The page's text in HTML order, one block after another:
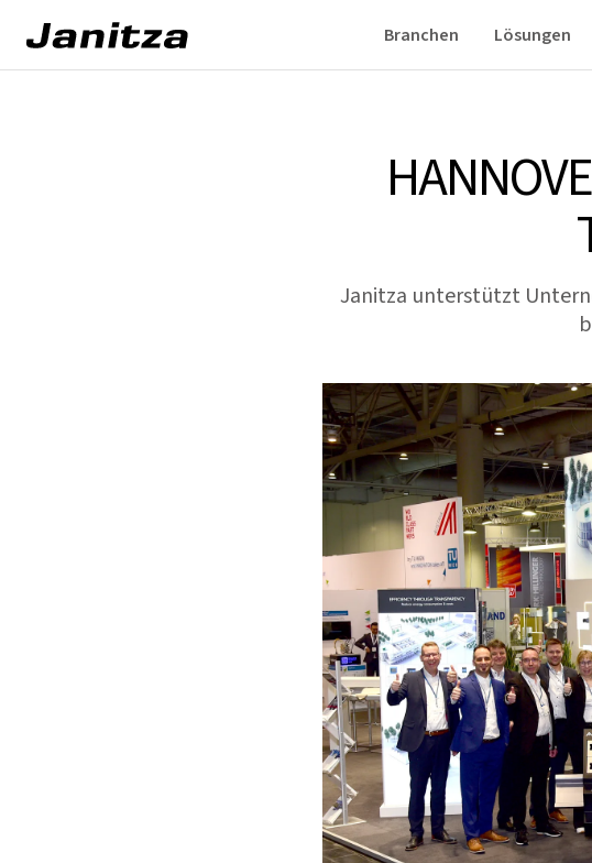
Branchen Lösungen
Janitza unterstützt